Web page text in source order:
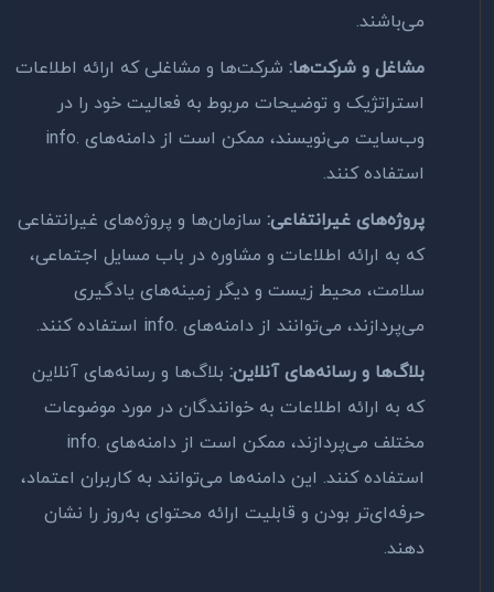
می‌باشند.
مشاغل و شرکت‌ها:شرکت‌ها و مشاغلی که ارائه اطلاعات
استراتژیک و توضیحات مربوط به فعالیت خود را در
وب‌سایت می‌نویسند، ممکن است از دامنه‌های .info
استفاده کنند.
پروژه‌های غیرانتفاعی:سازمان‌ها و پروژه‌های غیرانتفاعی
که به ارائه اطلاعات و مشاوره در باب مسایل اجتماعی،
سلامت، محیط زیست و دیگر زمینه‌های یادگیری
می‌پردازند، می‌توانند از دامنه‌های .info استفاده کنند.
بلاگ‌ها و رسانه‌های آنلاین:بلاگ‌ها و رسانه‌های آنلاین
که به ارائه اطلاعات به خوانندگان در مورد موضوعات
مختلف می‌پردازند، ممکن است از دامنه‌های .info
استفاده کنند. این دامنه‌ها می‌توانند به کاربران اعتماد،
حرفه‌ای‌تر بودن و قابلیت ارائه محتوای به‌روز را نشان
دهند.